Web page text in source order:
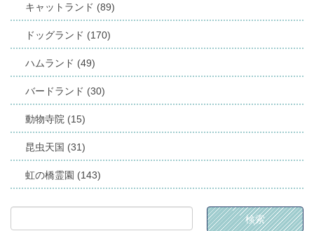
キャットランド (89)
ドッグランド (170)
ハムランド (49)
バードランド (30)
動物寺院 (15)
昆虫天国 (31)
虹の橋霊園 (143)